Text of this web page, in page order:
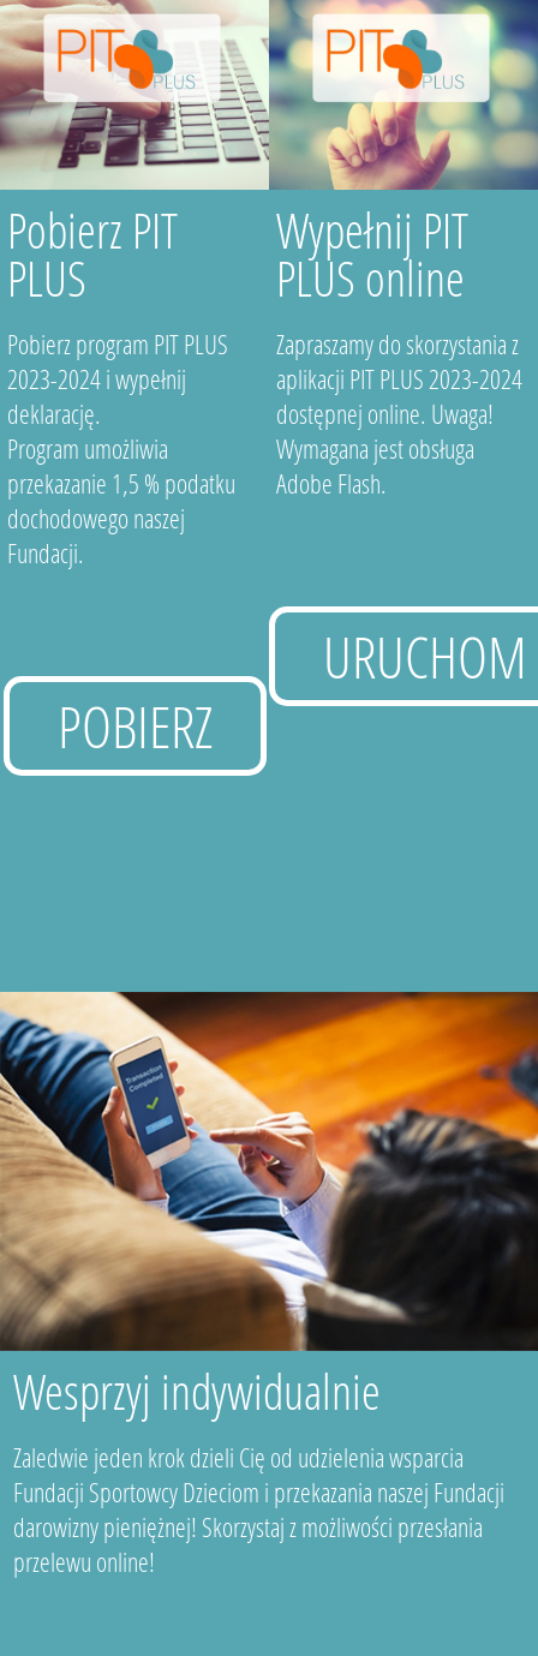
Pobierz PIT
PLUS
Pobierz program PIT PLUS
2023-2024 i wypełnij
deklarację.
Program umożliwia
przekazanie 1,5 % podatku
dochodowego naszej
Fundacji.
POBIERZ
Wypełnij PIT
PLUS online
Zapraszamy do skorzystania z
aplikacji PIT PLUS 2023-2024
dostępnej online. Uwaga!
Wymagana jest obsługa
Adobe Flash.
URUCHOM
Wesprzyj indywidualnie
Zaledwie jeden krok dzieli Cię od udzielenia wsparcia
Fundacji Sportowcy Dzieciom i przekazania naszej Fundacji
darowizny pieniężnej! Skorzystaj z możliwości przesłania
przelewu online!